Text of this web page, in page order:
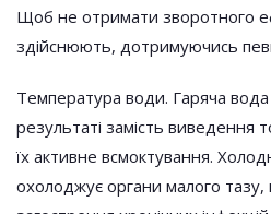
Щоб не отримати зворотного
здійснюють, дотримуючись
Температура води. Гаряча
результаті замість виведення
їх активне всмоктування.
охолоджує органи малого